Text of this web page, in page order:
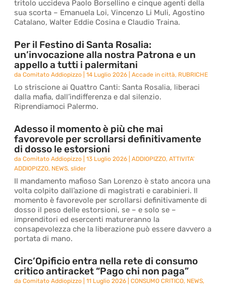
tritolo uccideva Paolo Borsellino e cinque agenti della
sua scorta – Emanuela Loi, Vincenzo Li Muli, Agostino
Catalano, Walter Eddie Cosina e Claudio Traina.
Per il Festino di Santa Rosalia:
un’invocazione alla nostra Patrona e un
appello a tutti i palermitani
daComitato Addiopizzo |14 Luglio 2026 |Accade in città, RUBRICHE
Lo striscione ai Quattro Canti: Santa Rosalia, liberaci
dalla mafia, dall’indifferenza e dal silenzio.
Riprendiamoci Palermo.
Adesso il momento è più che mai
favorevole per scrollarsi definitivamente
di dosso le estorsioni
daComitato Addiopizzo |13 Luglio 2026 |ADDIOPIZZO,ATTIVITA'
ADDIOPIZZO, NEWS,slider
Il mandamento mafioso San Lorenzo è stato ancora una
volta colpito dall’azione di magistrati e carabinieri. Il
momento è favorevole per scrollarsi definitivamente di
dosso il peso delle estorsioni, se – e solo se –
imprenditori ed esercenti matureranno la
consapevolezza che la liberazione può essere davvero a
portata di mano.
Circ’Opificio entra nella rete di consumo
critico antiracket “Pago chi non paga”
daComitato Addiopizzo |11 Luglio 2026 |CONSUMO CRITICO, NEWS,